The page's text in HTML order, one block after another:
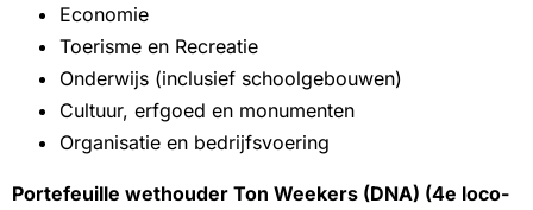
Economie
Toerisme en Recreatie
Onderwijs (inclusief schoolgebouwen)
Cultuur, erfgoed en monumenten
Organisatie en bedrijfsvoering
Portefeuille wethouder Ton Weekers (DNA) (4e loco-